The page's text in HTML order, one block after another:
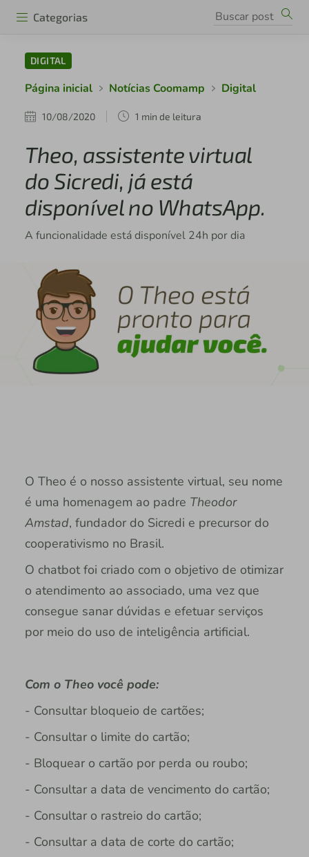
Categorias
DIGITAL
Página inicial Notícias Coomamp Digital
10/08/2020 1 min de leitura
Theo, assistente virtual
do Sicredi, já está
disponível no WhatsApp.
A funcionalidade está disponível 24h por dia
O Theo é o nosso assistente virtual, seu nome
é uma homenagem ao padre Theodor
Amstad, fundador do Sicredi e precursor do
cooperativismo no Brasil.
O chatbot foi criado com o objetivo de otimizar
o atendimento ao associado, uma vez que
consegue sanar dúvidas e efetuar serviços
por meio do uso de inteligência artificial.
Com o Theo você pode:
- Consultar bloqueio de cartões;
- Consultar o limite do cartão;
- Bloquear o cartão por perda ou roubo;
- Consultar a data de vencimento do cartão;
- Consultar o rastreio do cartão;
- Consultar a data de corte do cartão;